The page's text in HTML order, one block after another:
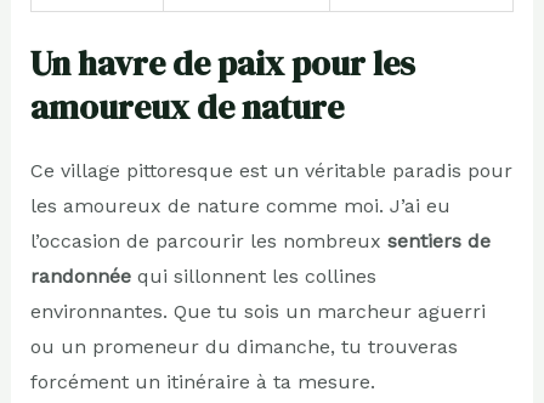
Un havre de paix pour les
amoureux de nature
Ce village pittoresque est un véritable paradis pour
les amoureux de nature comme moi. J’ai eu
l’occasion de parcourir les nombreux sentiers de
randonnéequi sillonnent les collines
environnantes. Que tu sois un marcheur aguerri
ou un promeneur du dimanche, tu trouveras
forcément un itinéraire à ta mesure.